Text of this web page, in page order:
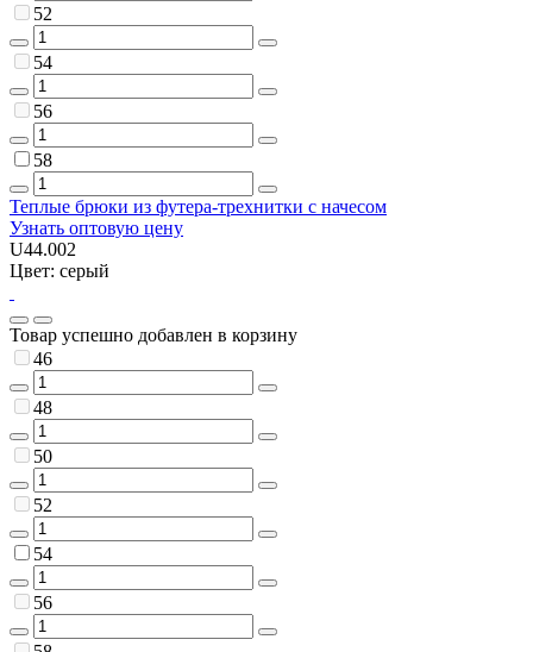
52
54
56
58
Теплые брюки из футера-трехнитки с начесом
Узнать оптовую цену
U44.002
Цвет: серый
Товар успешно добавлен в корзину
46
48
50
52
54
56